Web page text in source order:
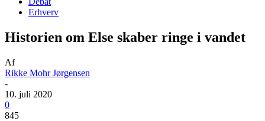
Erhverv
Historien om Else skaber ringe i vandet
Af
Rikke Mohr Jørgensen
-
10. juli 2020
0
845